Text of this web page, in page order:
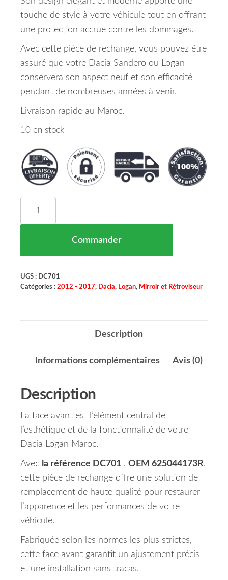
touche de style à votre véhicule tout en offrant
une protection accrue contre les dommages.
Avec cette pièce de rechange, vous pouvez être
assuré que votre Dacia Sandero ou Logan
conservera son aspect neuf et son efficacité
pendant de nombreuses années à venir.
Livraison rapide au Maroc.
10 en stock
Commander
UGS : DC701
Catégories : 2012 - 2017, Dacia, Logan, Mirroir et Rétroviseur
Description
Informations complémentaires Avis (0)
Description
La face avant est l’élément central de
l’esthétique et de la fonctionnalité de votre
Dacia Logan Maroc.
Avec la référence DC701 , OEM 625044173R,
cette pièce de rechange offre une solution de
remplacement de haute qualité pour restaurer
l’apparence et les performances de votre
véhicule.
Fabriquée selon les normes les plus strictes,
cette face avant garantit un ajustement précis
et une installation sans tracas.